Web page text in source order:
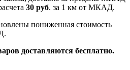
30 руб. за 1 км от МКАД.
пониженная стоимость
доставляются бесплатно.